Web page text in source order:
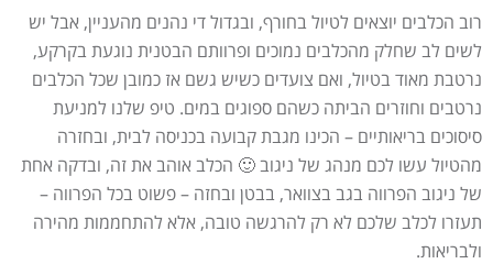
רוב הכלבים יוצאים לטיול בחורף, ובגדול די נהנים מהעניין, אבל יש
לשים לב שחלק מהכלבים נמוכים ופרוותם הבטנית נוגעת בקרקע,
נרטבת מאוד בטיול, ואם צועדים כשיש גשם אז כמובן שכל הכלבים
נרטבים וחוזרים הביתה כשהם ספוגים במים. טיפ שלנו למניעת
סיסוכים בריאותיים – הכינו מגבת קבועה בכניסה לבית, ובחזרה
מהטיול עשו לכם מנהג של ניגוב 🙂 הכלב אוהב את זה, ובדקה אחת
של ניגוב הפרווה בגב בצוואר, בבטן ובחזה – פשוט בכל הפרווה –
תעזרו לכלב שלכם לא רק להרגשה טובה, אלא להתחממות מהירה
ולבריאות.